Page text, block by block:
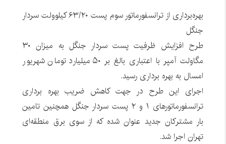
بهره‌برداری از ترانسفورماتور سوم پست ۶۳/۲۰ کیلوولت سردار
جنگل
طرح افزایش ظرفیت پست سردار جنگل به میزان ۳۰
مگاولت آمپر با اعتباری بالغ بر ۵۰ میلیارد تومان شهریور
امسال به بهره برداری رسید.
اجرای این طرح در جهت کاهش ضریب بهره برداری
ترانسفورماتورهای ۱ و ۲ پست سردار جنگل همچنین تامین
بار مشترکان جدید عنوان شده که از سوی برق منطقه‌ای
تهران اجرا شد.